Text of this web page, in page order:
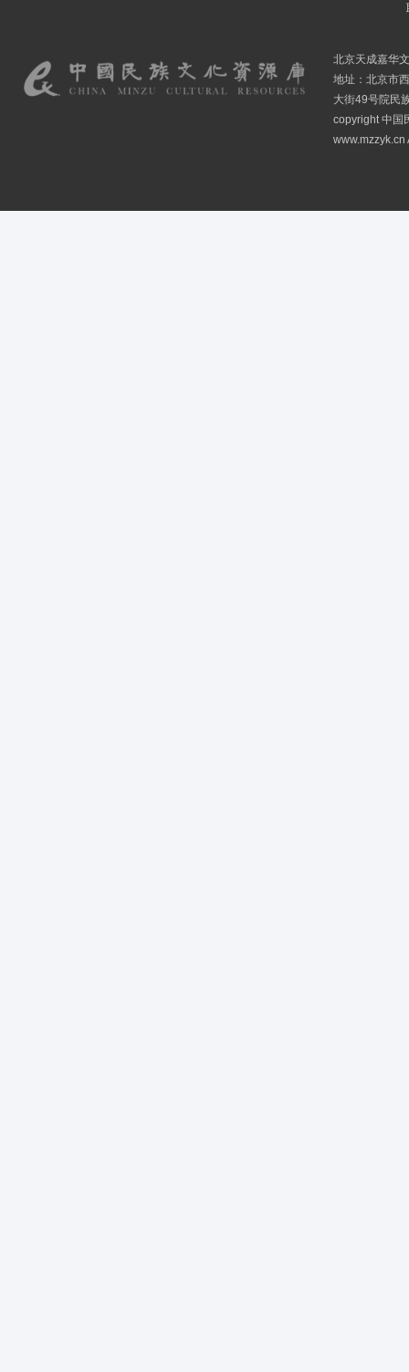
北京天成嘉华
地址：北京市
大街49号院民
copyright 中国